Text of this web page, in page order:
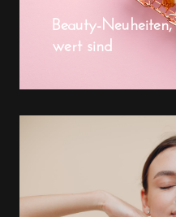
Beauty-
wert sind